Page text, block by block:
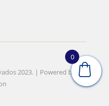
Agencia de Marketing
2023. | Powered by
0